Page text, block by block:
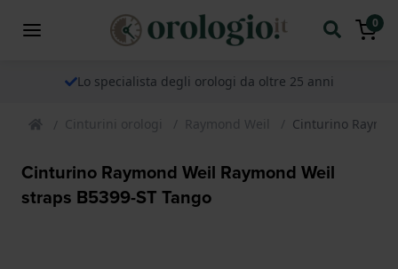
0
Lo specialista degli orologi da oltre 25 anni
Cinturini orologi Raymond Weil Cinturino
Cinturino Raymond Weil Raymond Weil
straps B5399-ST Tango